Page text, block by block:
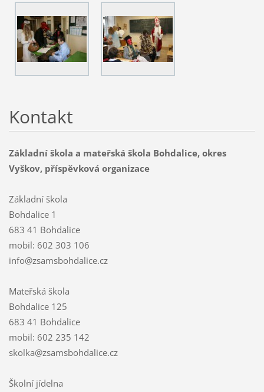
Kontakt
Základní škola a mateřská škola Bohdalice, okres
Vyškov, příspěvková organizace
Základní škola
Bohdalice 1
683 41 Bohdalice
mobil: 602 303 106
info@zsamsbohdalice.cz
Mateřská škola
Bohdalice 125
683 41 Bohdalice
mobil: 602 235 142
skolka@zsamsbohdalice.cz
Školní jídelna